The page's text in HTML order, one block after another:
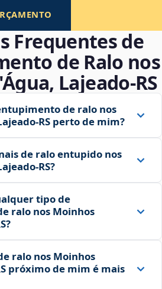
Frequentes de
de Ralo nos
Lajeado‑RS
de ralo nos
perto de mim?
de ralo entupido nos
tipo de
ralo nos Moinhos
ralo nos Moinhos
próximo de mim é mais